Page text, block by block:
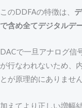
このDDFAの特徴は、
で含め全てデジタルデ
DACで一旦アナログ信
が行なわれないため、
とが原理的にありません
加えてより正しい増幅